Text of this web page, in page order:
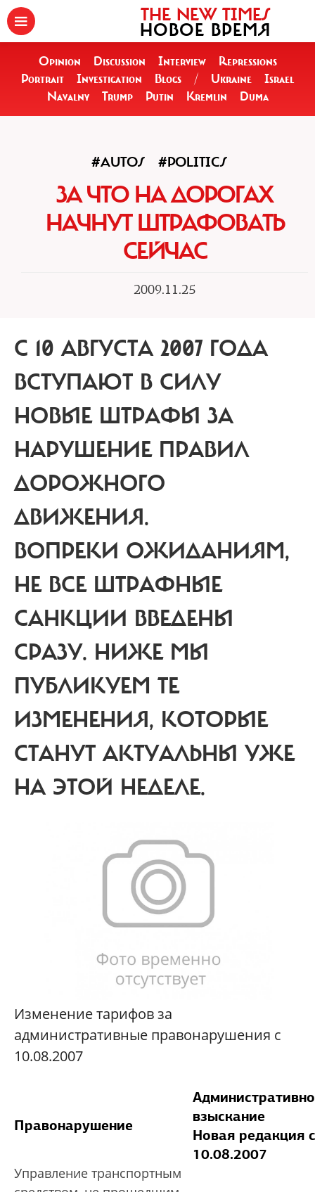
THE NEW TIMES
НОВОЕ ВРЕМЯ
Opinion Discussion Interview
Repressions
Portrait
Investigation Blogs / Ukraine
Israel
Navalny
Trump Putin Kremlin Duma
#AUTOS #POLITICS
ЗА ЧТО НА ДОРОГАХ
НАЧНУТ ШТРАФОВАТЬ
СЕЙЧАС
2009.11.25
С 10 АВГУСТА 2007 ГОДА
ВСТУПАЮТ В СИЛУ
НОВЫЕ ШТРАФЫ ЗА
НАРУШЕНИЕ ПРАВИЛ
ДОРОЖНОГО
ДВИЖЕНИЯ.
ВОПРЕКИ ОЖИДАНИЯМ,
НЕ ВСЕ ШТРАФНЫЕ
САНКЦИИ ВВЕДЕНЫ
СРАЗУ. НИЖЕ МЫ
ПУБЛИКУЕМ ТЕ
ИЗМЕНЕНИЯ, КОТОРЫЕ
СТАНУТ АКТУАЛЬНЫ УЖЕ
НА ЭТОЙ НЕДЕЛЕ.
Изменение тарифов за
административные правонарушения с
10.08.2007
Правонарушение
взыскание
Новая редакция с
10.08.2007
Управление транспортным